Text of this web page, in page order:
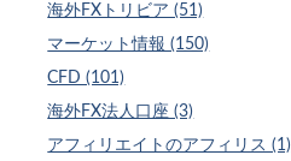
海外FXトリビア (51)
マーケット情報 (150)
CFD (101)
海外FX法人口座 (3)
アフィリエイトのアフィリス (1)